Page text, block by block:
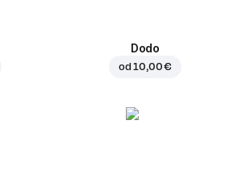
Dodo
od10,00 €